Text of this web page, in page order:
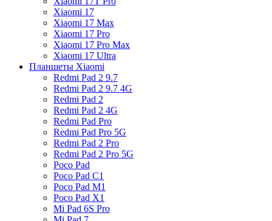
Xiaomi 17
Xiaomi 17 Max
Xiaomi 17 Pro
Xiaomi 17 Pro Max
Xiaomi 17 Ultra
Планшеты Xiaomi
Redmi Pad 2 9.7
Redmi Pad 2 9.7 4G
Redmi Pad 2
Redmi Pad 2 4G
Redmi Pad Pro
Redmi Pad Pro 5G
Redmi Pad 2 Pro
Redmi Pad 2 Pro 5G
Poco Pad
Poco Pad C1
Poco Pad M1
Poco Pad X1
Mi Pad 6S Pro